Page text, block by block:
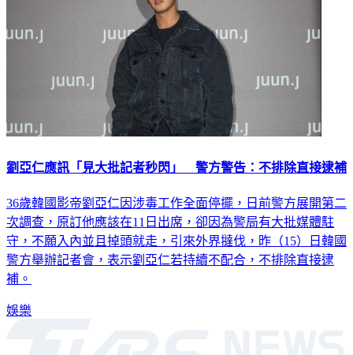
劉亞仁應訊「見大批記者秒閃」 警方警告：不排除直接逮補
36歲韓國影帝劉亞仁因涉毒工作全面停擺，日前警方展開第二
次調查，原訂他應該在11日出席，卻因為警局有大批媒體駐
守，不願入內並且掉頭就走，引來外界撻伐，昨（15）日韓國
警方舉辦記者會，表示劉亞仁若持續不配合，不排除直接逮
補。
娛樂